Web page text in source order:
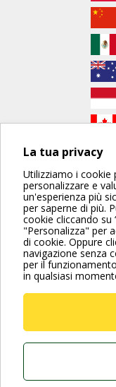
La tua privacy
Utilizziamo i cookie
personalizzare e
un'esperienza più
per saperne di più.
cookie cliccando su
"Personalizza" per
di cookie. Oppure
navigazione senza
per il
in qualsiasi
Non è stato creato
Per maggiori
P.I. 03675230282 -